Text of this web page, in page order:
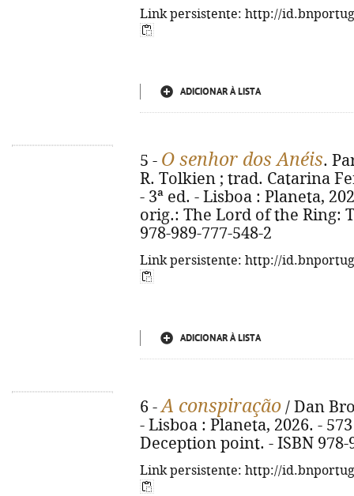
Link persistente: http://
ADICIONAR À LISTA
5 - O senhor dos Anéis.
R. Tolkien ; trad. Catarina
- 3ª ed. - Lisboa : Planeta,
orig.: The Lord of the Ring:
978-989-777-548-2
Link persistente: http://
ADICIONAR À LISTA
6 -A conspiração / Dan
- Lisboa : Planeta, 2026. -
Deception point. - ISBN 978-
Link persistente: http://